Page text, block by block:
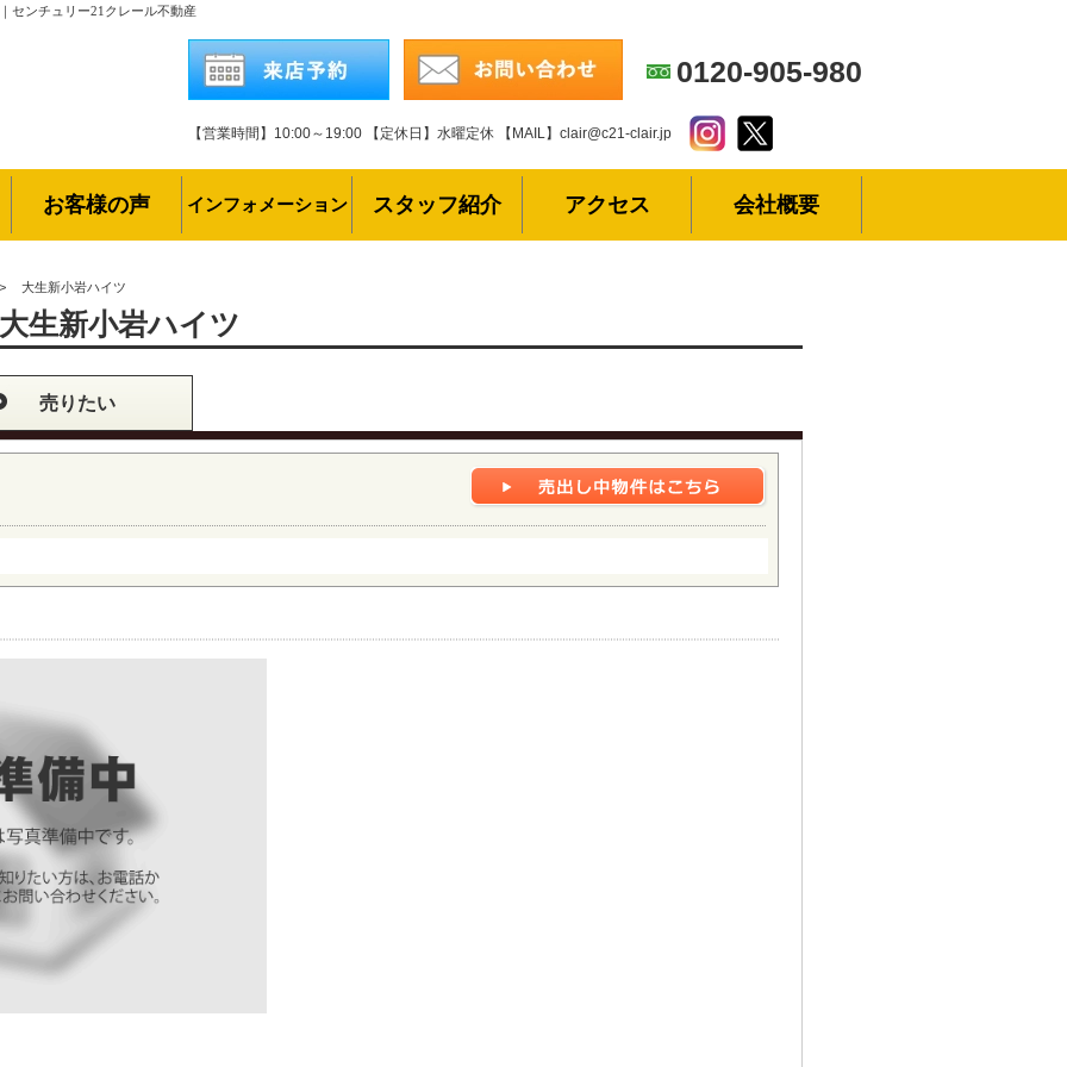
センチュリー21クレール不動産
0120-905-980
【営業時間】10:00～19:00 【定休日】水曜定休 【MAIL】clair@c21-clair.jp
お客様の声 インフォメーション スタッフ紹介 アクセス 会社概要
大生新小岩ハイツ
生新小岩ハイツ
売りたい